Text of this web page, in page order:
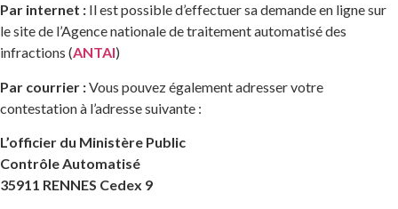
Par internet : Il est possible d’effectuer sa demande en ligne sur
le site de l’Agence nationale de traitement automatisé des
infractions (ANTAI)
Par courrier :Vous pouvez également adresser votre
contestation à l’adresse suivante :
L’officier du Ministère Public
Contrôle Automatisé
35911 RENNES Cedex 9